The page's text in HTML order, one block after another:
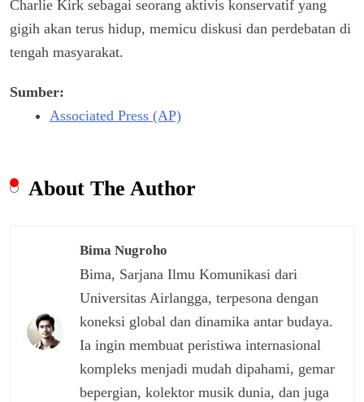
Charlie Kirk sebagai seorang aktivis konservatif yang
gigih akan terus hidup, memicu diskusi dan perdebatan di
tengah masyarakat.
Sumber:
Associated Press (AP)
About The Author
Bima Nugroho
Bima, Sarjana Ilmu Komunikasi dari
Universitas Airlangga, terpesona dengan
koneksi global dan dinamika antar budaya.
Ia ingin membuat peristiwa internasional
kompleks menjadi mudah dipahami, gemar
bepergian, kolektor musik dunia, dan juga